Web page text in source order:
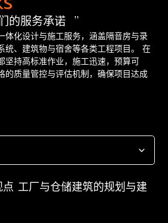
的服务承诺
体化设计与施工服务，涵盖隔音房与录
统、建筑物与宿舍等各类工程项目。 在
坚持高标准作业，施工迅速，预算可
的质量管控与评估机制，确保项目达成
点 工厂与仓储建筑的规划与建